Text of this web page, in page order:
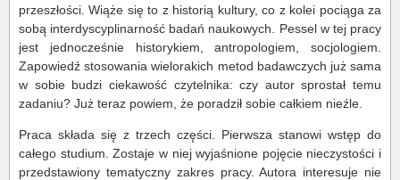
przeszłości. Wiąże się to z historią kultury, co z kolei pociąga za
sobą interdyscyplinarność badań naukowych. Pessel w tej pracy
jest jednocześnie historykiem, antropologiem, socjologiem.
Zapowiedź stosowania wielorakich metod badawczych już sama
w sobie budzi ciekawość czytelnika: czy autor sprostał temu
zadaniu? Już teraz powiem, że poradził sobie całkiem nieźle.
Praca składa się z trzech części. Pierwsza stanowi wstęp do
całego studium. Zostaje w niej wyjaśnione pojęcie nieczystości i
przedstawiony tematyczny zakres pracy. Autora interesuje nie